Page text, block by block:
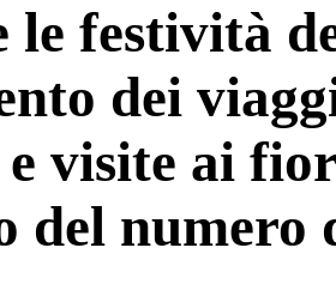
le festività
dei
e visite ai
del